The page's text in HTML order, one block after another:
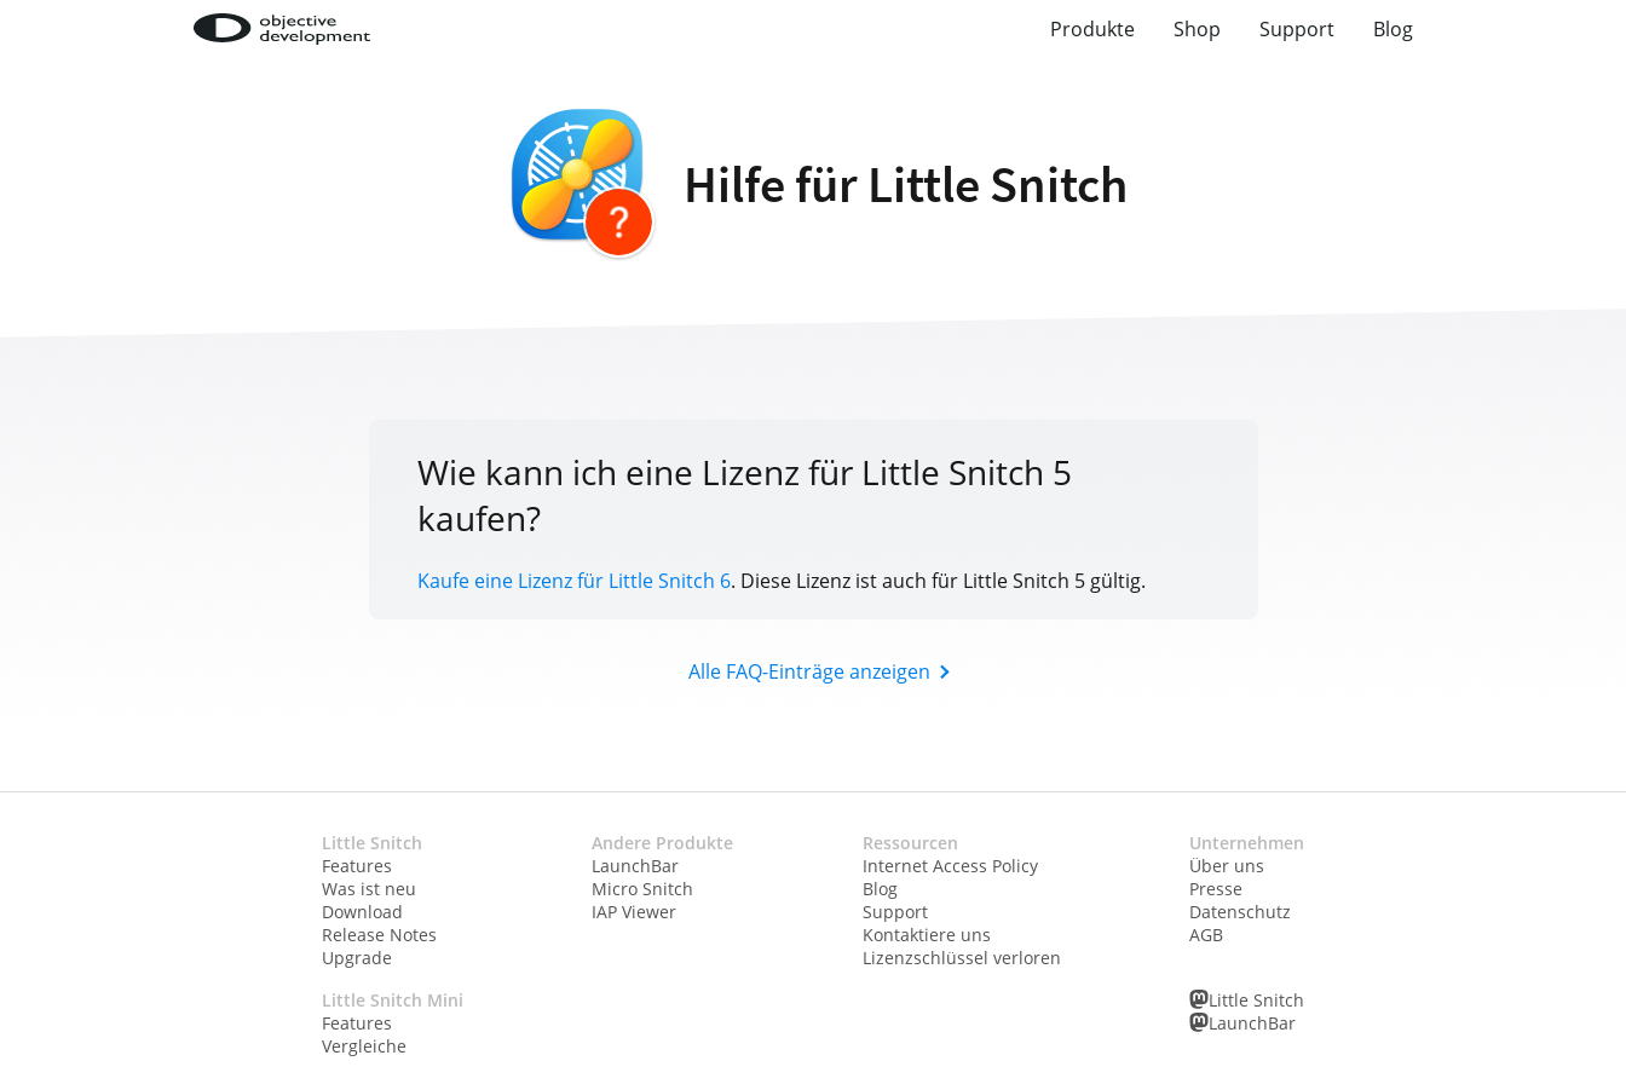
Produkte Shop Support Blog
Hilfe für Little Snitch
Wie kann ich eine Lizenz für Little Snitch 5
kaufen?
Kaufe eine Lizenz für Little Snitch 6. Diese Lizenz ist auch für Little Snitch 5 gültig.
Alle FAQ-Einträge anzeigen
Little Snitch
Features
Was ist neu
Download
Release Notes
Upgrade
Little Snitch Mini
Features
Vergleiche
Andere Produkte
LaunchBar
Micro Snitch
IAP Viewer
Ressourcen
Internet Access Policy
Blog
Support
Kontaktiere uns
Lizenzschlüssel verloren
Unternehmen
Über uns
Presse
Datenschutz
AGB
Little Snitch
LaunchBar